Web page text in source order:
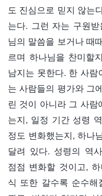
도 진심으로 믿지 않는
는다. 그런 자는 구원
님의 말씀을 보거나 때
르며 하나님을 찬미할
남지는 못한다. 한 사람
는 사람들의 평가와 그
린 것이 아니라 그 사
는지, 일정 기간 성령
정도 변화했는지, 하나
달려 있다. 성령의 역
점점 변화할 것이고,
식 또한 갈수록 순수해